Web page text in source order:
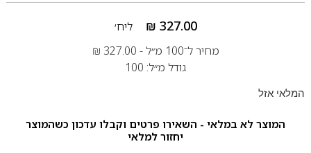
₪ 327.00
ליח׳
מחיר ל־100 מ״ל -
₪ 327.00
גודל מ״ל: 100
המלאי אזל
המוצר לא במלאי - השאירו פרטים וקבלו עדכון כשהמוצר
יחזור למלאי